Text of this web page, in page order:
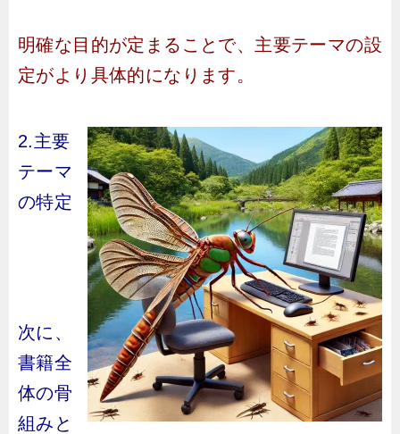
明確な目的が定まることで、主要テーマの設
定がより具体的になります。
2.主要
テーマ
の特定
次に、
書籍全
体の骨
組みと